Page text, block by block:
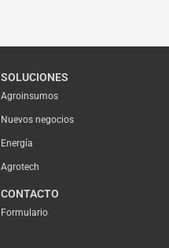
SOLUCIONES
Agroinsumos
Nuevos negocios
Energía
Agrotech
CONTACTO
Formulario